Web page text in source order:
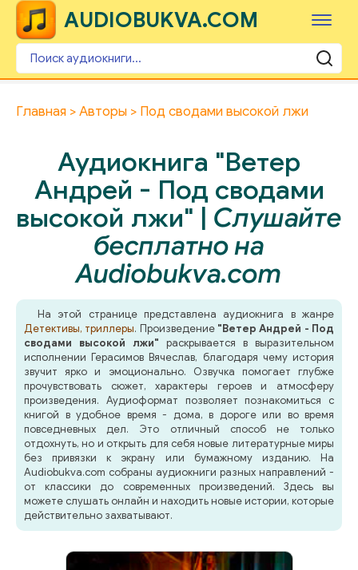
AUDIOBUKVA.COM
Главная Авторы Под сводами высокой лжи
Аудиокнига "Ветер
Андрей - Под сводами
высокой лжи" | Слушайте
бесплатно на
Audiobukva.com
На этой странице представлена аудиокнига в жанре
Детективы, триллеры. Произведение "Ветер Андрей - Под
сводами высокой лжи" раскрывается в выразительном
исполнении Герасимов Вячеслав, благодаря чему история
звучит ярко и эмоционально. Озвучка помогает глубже
прочувствовать сюжет, характеры героев и атмосферу
произведения. Аудиоформат позволяет познакомиться с
книгой в удобное время - дома, в дороге или во время
повседневных дел. Это отличный способ не только
отдохнуть, но и открыть для себя новые литературные миры
без привязки к экрану или бумажному изданию. На
Audiobukva.com собраны аудиокниги разных направлений -
от классики до современных произведений. Здесь вы
можете слушать онлайн и находить новые истории, которые
действительно захватывают.